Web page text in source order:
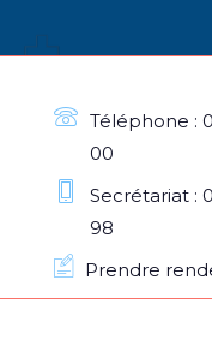
Téléphone :
00
Secrétariat :
98
Prendre